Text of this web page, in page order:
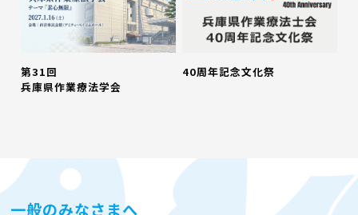
第31回
兵庫県作業療法学会
40周年記念文化祭
一般のみなさまへ